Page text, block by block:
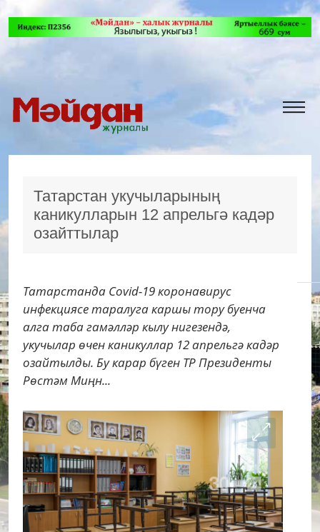
Татарстан укучыларының
каникулларын 12 апрельгә кадәр
озайттылар
Татарстанда Соvid-19 коронавирус
инфекциясе таралуга каршы тору буенча
алга таба гамәлләр кылу нигезендә,
укучылар өчен каникуллар 12 апрельгә кадәр
озайтылды. Бу карар бүген ТР Президенты
Рөстәм Миңн...